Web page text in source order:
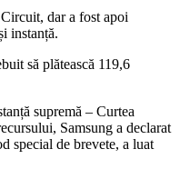
dar a fost apoi
instanță.
să plătească 119,6
supremă – Curtea
Samsung a declarat
special de brevete, a luat